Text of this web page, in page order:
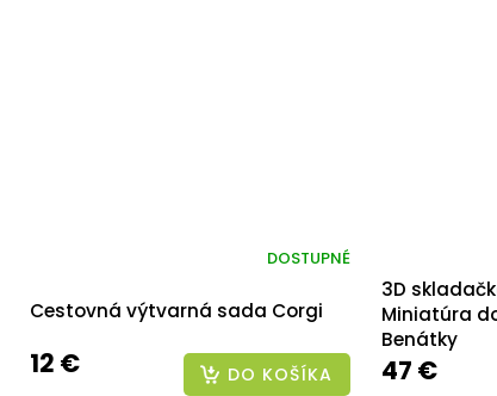
Cestovná výtvarná sada Corgi
DOSTUPNÉ
12 € DO KOŠÍKA
3D
Miniatúra
Benátky
47 €